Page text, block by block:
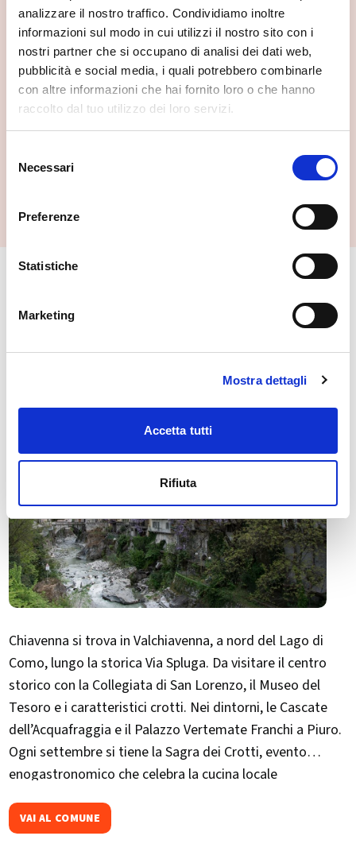
analizzare il nostro traffico. Condividiamo inoltre
informazioni sul modo in cui utilizzi il nostro sito con i
nostri partner che si occupano di analisi dei dati web,
pubblicità e social media, i quali potrebbero combinarle
con altre informazioni che hai fornito loro o che hanno
raccolto dal tuo utilizzo dei loro servizi.
delNecessari
Preferenze
Statistiche
Marketing
Mostra dettagli
Accetta tutti
Rifiuta
Chiavenna
Chiavenna si trova in Valchiavenna, a nord del Lago di
Como, lungo la storica Via Spluga. Da visitare il centro
storico con la Collegiata di San Lorenzo, il Museo del
Tesoro e i caratteristici crotti. Nei dintorni, le Cascate
dell’Acquafraggia e il Palazzo Vertemate Franchi a Piuro.
Ogni settembre si tiene la Sagra dei Crotti, evento
enogastronomico che celebra la cucina locale
VAI AL COMUNE